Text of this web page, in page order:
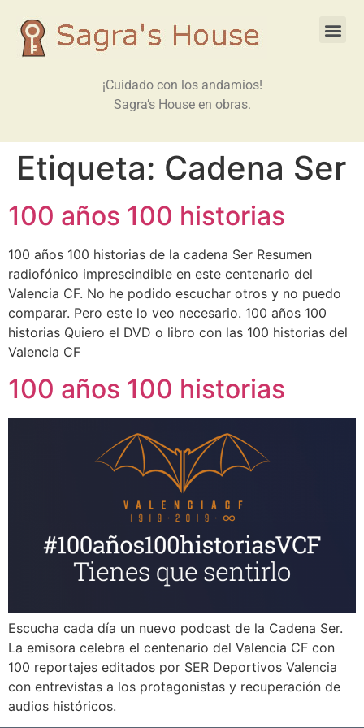
¡Cuidado con los andamios!
Sagra’s House en obras.
Etiqueta: Cadena Ser
100 años 100 historias
100 años 100 historias de la cadena Ser Resumen
radiofónico imprescindible en este centenario del
Valencia CF. No he podido escuchar otros y no puedo
comparar. Pero este lo veo necesario. 100 años 100
historias Quiero el DVD o libro con las 100 historias del
Valencia CF
100 años 100 historias
Escucha cada día un nuevo podcast de la Cadena Ser.
La emisora celebra el centenario del Valencia CF con
100 reportajes editados por SER Deportivos Valencia
con entrevistas a los protagonistas y recuperación de
audios históricos.